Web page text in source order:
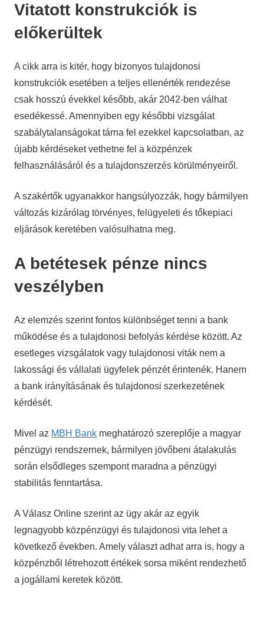
Vitatott konstrukciók is
előkerültek
A cikk arra is kitér, hogy bizonyos tulajdonosi
konstrukciók esetében a teljes ellenérték rendezése
csak hosszú évekkel később, akár 2042-ben válhat
esedékessé. Amennyiben egy későbbi vizsgálat
szabálytalanságokat tárna fel ezekkel kapcsolatban, az
újabb kérdéseket vethetne fel a közpénzek
felhasználásáról és a tulajdonszerzés körülményeiről.
A szakértők ugyanakkor hangsúlyozzák, hogy bármilyen
változás kizárólag törvényes, felügyeleti és tőkepiaci
eljárások keretében valósulhatna meg.
A betétesek pénze nincs
veszélyben
Az elemzés szerint fontos különbséget tenni a bank
működése és a tulajdonosi befolyás kérdése között. Az
esetleges vizsgálatok vagy tulajdonosi viták nem a
lakossági és vállalati ügyfelek pénzét érintenék. Hanem
a bank irányításának és tulajdonosi szerkezetének
kérdését.
Mivel az MBH Bank meghatározó szereplője a magyar
pénzügyi rendszernek, bármilyen jövőbeni átalakulás
során elsődleges szempont maradna a pénzügyi
stabilitás fenntartása.
A Válasz Online szerint az ügy akár az egyik
legnagyobb közpénzügyi és tulajdonosi vita lehet a
következő években. Amely választ adhat arra is, hogy a
közpénzből létrehozott értékek sorsa miként rendezhető
a jogállami keretek között.